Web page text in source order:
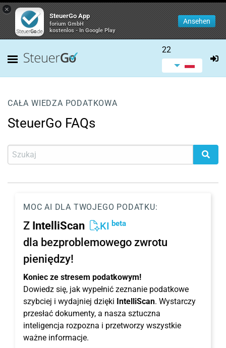
×
SteuerGo App
forium GmbH
kostenlos - In Google Play
Ansehen
22
CAŁA WIEDZA PODATKOWA
SteuerGo FAQs
MOC AI DLA TWOJEGO PODATKU:
Z IntelliScan KI beta
dla bezproblemowego zwrotu
pieniędzy!
Koniec ze stresem podatkowym!
Dowiedz się, jak wypełnić zeznanie podatkowe
szybciej i wydajniej dzięki IntelliScan. Wystarczy
przesłać dokumenty, a nasza sztuczna
inteligencja rozpozna i przetworzy wszystkie
ważne informacje.